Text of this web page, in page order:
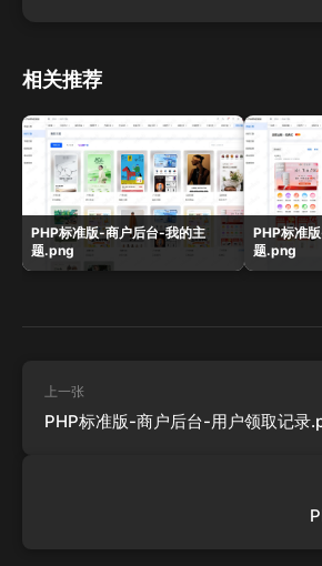
相关推荐
PHP标准版-商户后台-我的主
题.png
PHP标准
题.png
上一张
PHP标准版-商户后台-用户领取记录